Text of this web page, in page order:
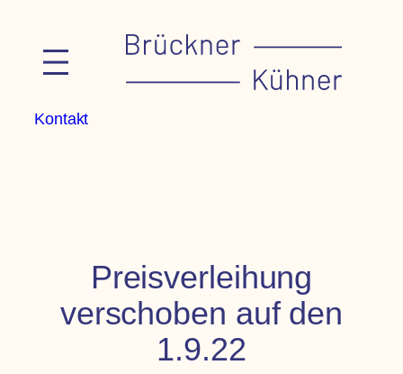
springen
Kontakt
Preisverleihung
verschoben auf den
1.9.22